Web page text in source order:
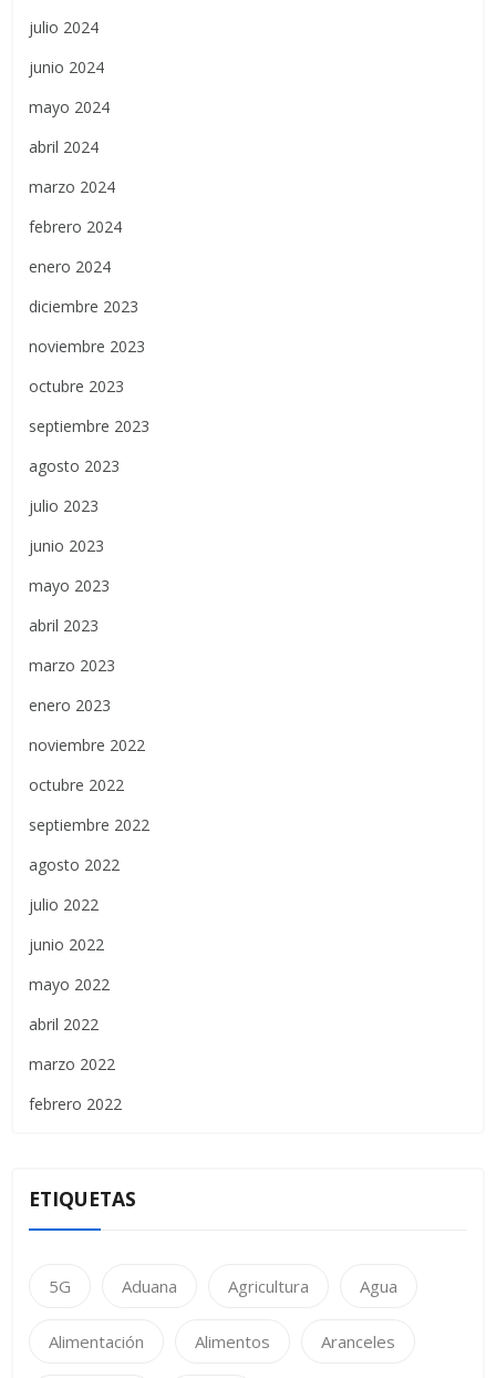
julio 2024
junio 2024
mayo 2024
abril 2024
marzo 2024
febrero 2024
enero 2024
diciembre 2023
noviembre 2023
octubre 2023
septiembre 2023
agosto 2023
julio 2023
junio 2023
mayo 2023
abril 2023
marzo 2023
enero 2023
noviembre 2022
octubre 2022
septiembre 2022
agosto 2022
julio 2022
junio 2022
mayo 2022
abril 2022
marzo 2022
febrero 2022
ETIQUETAS
5G Aduana Agricultura Agua
Alimentación Alimentos Aranceles